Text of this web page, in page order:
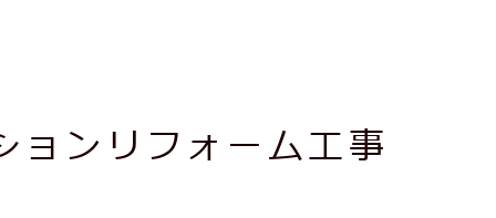
ンリフォーム工事